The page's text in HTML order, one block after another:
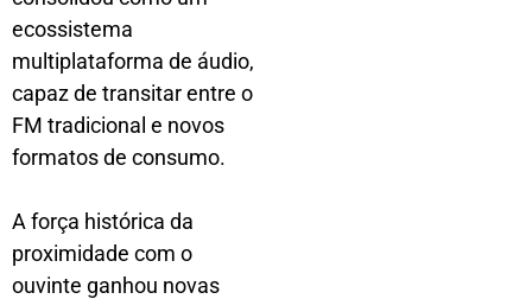
ecossistema
multiplataforma de áudio,
capaz de transitar entre o
FM tradicional e novos
formatos de consumo.
A força histórica da
proximidade com o
ouvinte ganhou novas